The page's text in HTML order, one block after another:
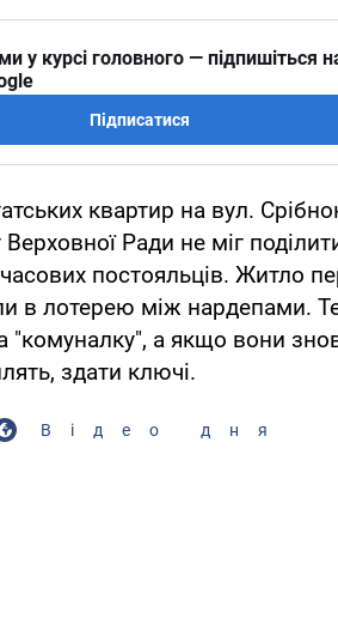
у курсі головного — підпишіться
Підписатися
квартир на вул.
Ради не міг
постояльців. Житло
в лотерею між нардепами.
"комуналку", а якщо вони
здати ключі.
Відео дня